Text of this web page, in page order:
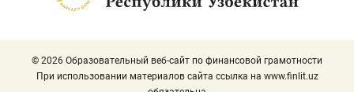
© 2026 Образовательный веб-сайт по финансовой грамотности
При использовании материалов сайта ссылка на www.finlit.uz